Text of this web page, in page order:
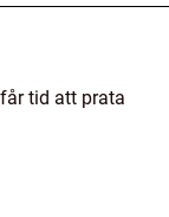
tid att prata